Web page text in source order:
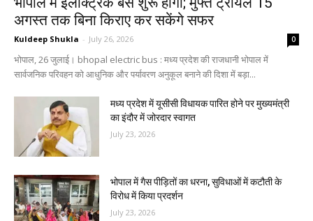
अगस्त तक बिना किराए कर सकेंगे सफर
Kuldeep Shukla - July 26, 2026 0
भोपाल, 26 जुलाई। bhopal electric bus : मध्य प्रदेश की राजधानी भोपाल में
सार्वजनिक परिवहन को आधुनिक और पर्यावरण अनुकूल बनाने की दिशा में बड़ा...
मध्य प्रदेश में यूसीसी विधायक पारित होने पर मुख्यमंत्री
का इंदौर में जोरदार स्वागत
July 23, 2026
भोपाल में गैस पीड़ितों का धरना, सुविधाओं में कटौती के
विरोध में किया प्रदर्शन
July 23, 2026